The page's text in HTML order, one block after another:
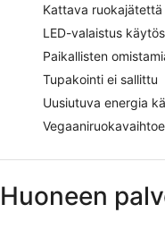
Kattava
LED-valaistus
Paikallisten
Tupakointi ei sallittu
Uusiutuva energia
Huoneen